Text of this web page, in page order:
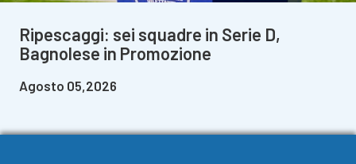
Ripescaggi: sei squadre in Serie D,
Bagnolese in Promozione
Agosto 05,2026